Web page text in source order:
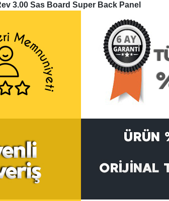
3.00 Sas Board Super Back Panel